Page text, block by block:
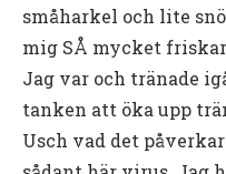
småharkel och lite
mig SÅ mycket
Jag var och tränade
tanken att öka upp
Usch vad det